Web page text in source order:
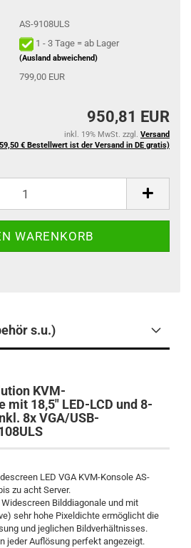
AS-9108ULS
1 - 3 Tage = ab Lager
(Ausland abweichend)
799,00 EUR
950,81 EUR
inkl. 19% MwSt. zzgl. Versand
€ Bestellwert ist der Versand in DE gratis)
s.u.)
KVM-
mit 18,5" LED-LCD und 8-
8x VGA/USB-
LED VGA KVM-Konsole AS-
zu acht Server.
Bilddiagonale und mit
sehr hohe Pixeldichte ermöglicht die
und jeglichen Bildverhältnisses.
jeder Auflösung perfekt angezeigt.